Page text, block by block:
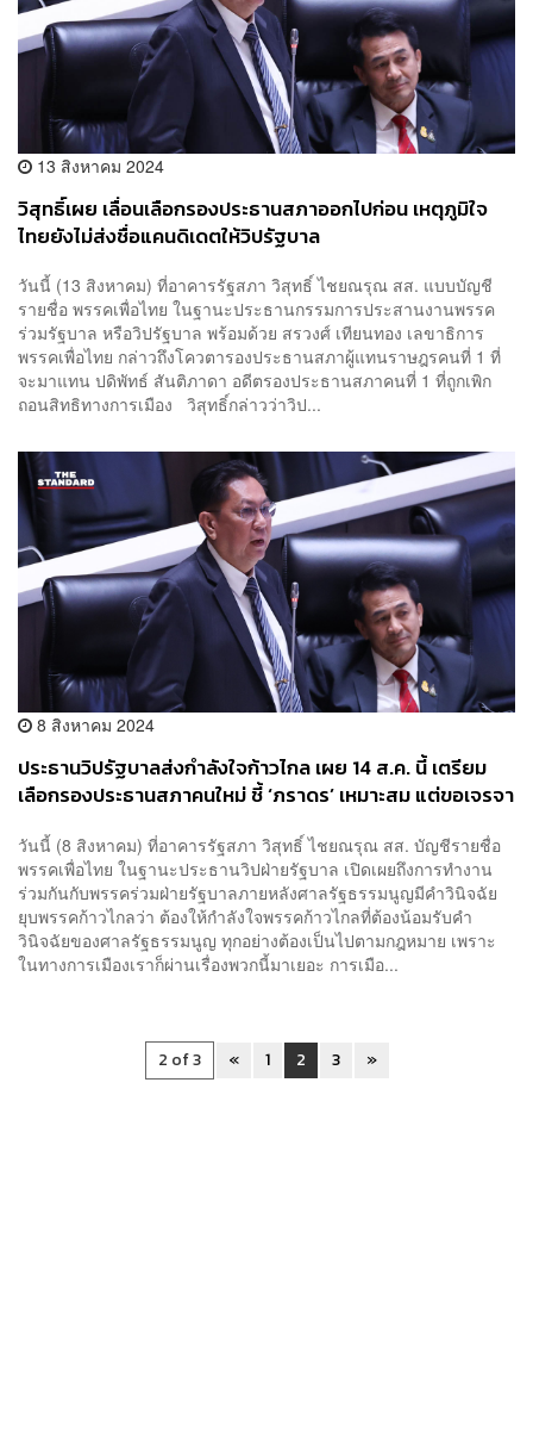
13 สิงหาคม 2024
วิสุทธิ์เผย เลื่อนเลือกรองประธานสภาออกไปก่อน เหตุภูมิใจ
ไทยยังไม่ส่งชื่อแคนดิเดตให้วิปรัฐบาล
วันนี้ (13 สิงหาคม) ที่อาคารรัฐสภา วิสุทธิ์ ไชยณรุณ สส. แบบบัญชี
รายชื่อ พรรคเพื่อไทย ในฐานะประธานกรรมการประสานงานพรรค
ร่วมรัฐบาล หรือวิปรัฐบาล พร้อมด้วย สรวงศ์ เทียนทอง เลขาธิการ
พรรคเพื่อไทย กล่าวถึงโควตารองประธานสภาผู้แทนราษฎรคนที่ 1 ที่
จะมาแทน ปดิพัทธ์ สันติภาดา อดีตรองประธานสภาคนที่ 1 ที่ถูกเพิก
ถอนสิทธิทางการเมือง วิสุทธิ์กล่าวว่าวิป...
8 สิงหาคม 2024
ประธานวิปรัฐบาลส่งกำลังใจก้าวไกล เผย 14 ส.ค. นี้ เตรียม
เลือกรองประธานสภาคนใหม่ ชี้ ‘ภราดร’ เหมาะสม แต่ขอเจรจา
วันนี้ (8 สิงหาคม) ที่อาคารรัฐสภา วิสุทธิ์ ไชยณรุณ สส. บัญชีรายชื่อ
พรรคเพื่อไทย ในฐานะประธานวิปฝ่ายรัฐบาล เปิดเผยถึงการทำงาน
ร่วมกันกับพรรคร่วมฝ่ายรัฐบาลภายหลังศาลรัฐธรรมนูญมีคำวินิจฉัย
ยุบพรรคก้าวไกลว่า ต้องให้กำลังใจพรรคก้าวไกลที่ต้องน้อมรับคำ
วินิจฉัยของศาลรัฐธรรมนูญ ทุกอย่างต้องเป็นไปตามกฎหมาย เพราะ
ในทางการเมืองเราก็ผ่านเรื่องพวกนี้มาเยอะ การเมือ...
2 of 3 « 1 2 3 »